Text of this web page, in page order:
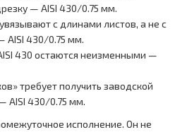
— AISI 430/0.75 мм.
с длинами листов, а не с
AISI 430/0.75 мм.
430 остаются неизменными —
требует получить заводской
AISI 430/0.75 мм.
исполнение. Он не